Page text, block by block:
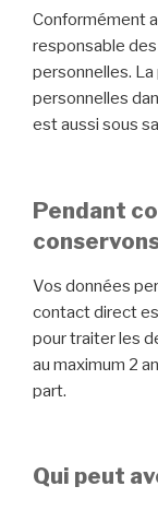
Conformément
responsable
personnelles.
personnelles
est aussi sous
Pendant
Vos données
contact direct
pour traiter les
au maximum 2
part.
Qui peut